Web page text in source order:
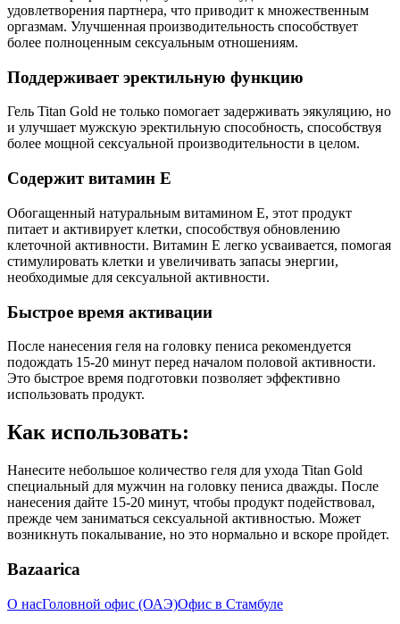
удовлетворения партнера, что приводит к множественным
оргазмам. Улучшенная производительность способствует
более полноценным сексуальным отношениям.
Поддерживает эректильную функцию
Гель Titan Gold не только помогает задерживать эякуляцию, но
и улучшает мужскую эректильную способность, способствуя
более мощной сексуальной производительности в целом.
Содержит витамин E
Обогащенный натуральным витамином E, этот продукт
питает и активирует клетки, способствуя обновлению
клеточной активности. Витамин E легко усваивается, помогая
стимулировать клетки и увеличивать запасы энергии,
необходимые для сексуальной активности.
Быстрое время активации
После нанесения геля на головку пениса рекомендуется
подождать 15-20 минут перед началом половой активности.
Это быстрое время подготовки позволяет эффективно
использовать продукт.
Как использовать:
Нанесите небольшое количество геля для ухода Titan Gold
специальный для мужчин на головку пениса дважды. После
нанесения дайте 15-20 минут, чтобы продукт подействовал,
прежде чем заниматься сексуальной активностью. Может
возникнуть покалывание, но это нормально и вскоре пройдет.
Bazaarica
О насГоловной офис (ОАЭ)Офис в Стамбуле